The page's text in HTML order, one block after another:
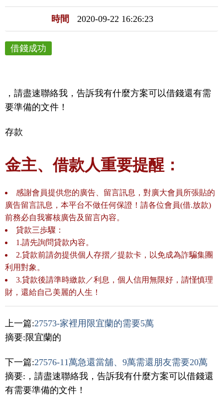
時間 2020-09-22 16:26:23
借錢成功
，請盡速聯絡我，告訴我有什麼方案可以借錢還有需
要準備的文件！
存款
金主、借款人重要提醒：
感謝會員提供您的廣告、留言訊息，對廣大會員所張貼的
廣告留言訊息，本平台不做任何保證！請各位會員(借.放款)
前務必自我審核廣告及留言內容。
貸款三歩驟：
1.請先詢問貸款內容。
2.貸款前請勿提供個人存摺／提款卡，以免成為詐騙集團
利用對象。
3.貸款後請準時繳款／利息，個人信用無限好，請慬慎理
財，還給自己美麗的人生！
上一篇:27573-家裡用限宜蘭的需要5萬
摘要:限宜蘭的
下一篇:27576-11萬急還當舖、9萬需還朋友需要20萬
摘要:，請盡速聯絡我，告訴我有什麼方案可以借錢還
有需要準備的文件！